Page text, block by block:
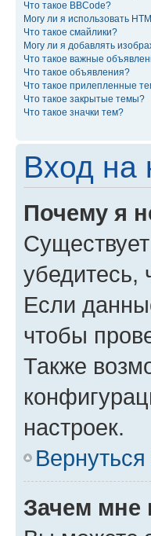
Что такое BBCode?
Могу ли я использовать
Что такое смайлики?
Могу ли я добавлять
Что такое важные
Что такое объявления?
Что такое прилепленные
Что такое закрытые темы?
Что такое значки тем?
Вход на
Почему я
убедитесь,
Если
чтобы
Также
настроек.
Зачем мне